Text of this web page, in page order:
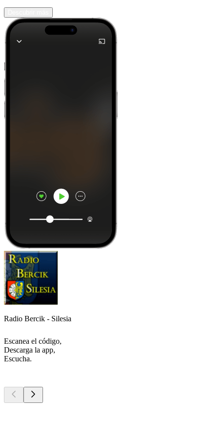
Radio Bercik - Silesia
Escanea el código,
Descarga la app,
Escucha.